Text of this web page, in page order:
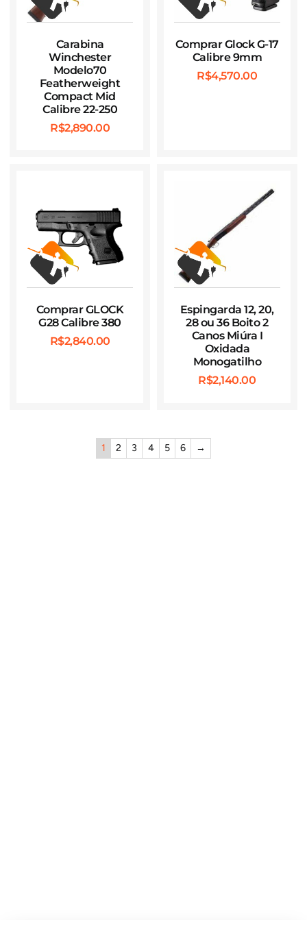
Carabina
Winchester
Modelo70
Featherweight
Compact Mid
Calibre 22-250
R$2,890.00
Comprar Glock G-17
Calibre 9mm
R$4,570.00
Comprar GLOCK
G28 Calibre 380
R$2,840.00
Espingarda 12, 20,
28 ou 36 Boito 2
Canos Miúra I
Oxidada
Monogatilho
R$2,140.00
1 2 3 4 5 6 →